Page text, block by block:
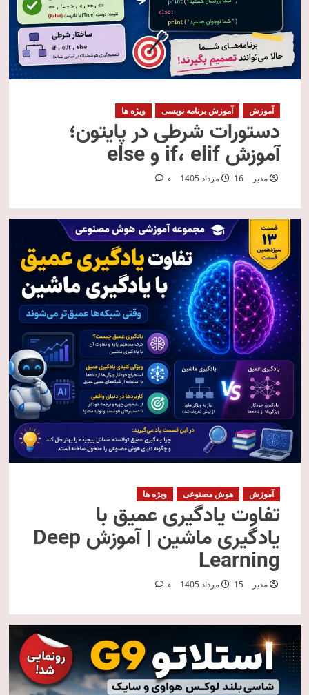
آموزش آموزش برنامه نویسی ویژه ها
دستورات شرطی در پایتون؛
آموزش if، elif و else
مدیر 16 مرداد 1405 0
آموزش هوش مصنوعی ویژه ها
تفاوت یادگیری عمیق با
یادگیری ماشین | آموزش Deep
Learning
مدیر 15 مرداد 1405 0